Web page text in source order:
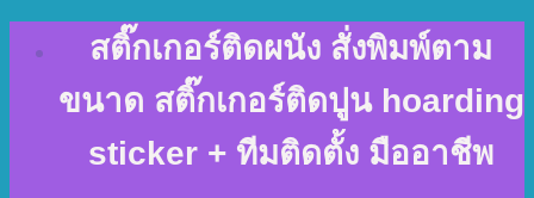
content
สติ๊กเกอร์ติดผนัง สั่งพิมพ์ตาม
ขนาด สติ๊กเกอร์ติดปูน hoarding
sticker + ทีมติดตั้ง มืออาชีพ